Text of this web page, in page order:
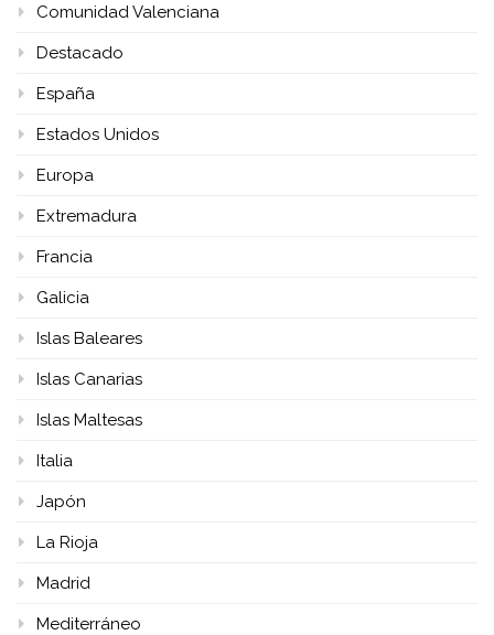
Comunidad Valenciana
Destacado
España
Estados Unidos
Europa
Extremadura
Francia
Galicia
Islas Baleares
Islas Canarias
Islas Maltesas
Italia
Japón
La Rioja
Madrid
Mediterráneo